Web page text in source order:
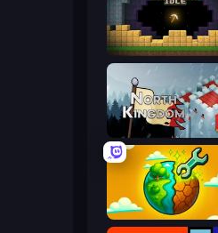
Pickaxe Crusher Idle